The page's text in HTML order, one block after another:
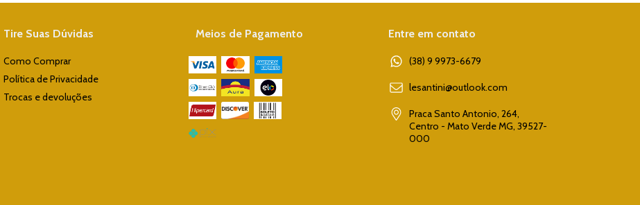
Tire Suas Dúvidas
Como Comprar
Política de Privacidade
Trocas e devoluções
Meios de Pagamento Entre em contato
(38) 9 9973-6679
lesantini@outlook.com
Praca Santo Antonio, 264,
Centro - Mato Verde MG, 39527-
000